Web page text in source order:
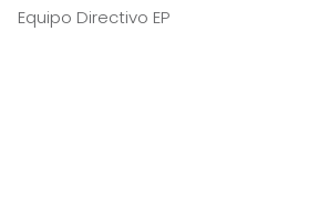
Equipo Directivo EP